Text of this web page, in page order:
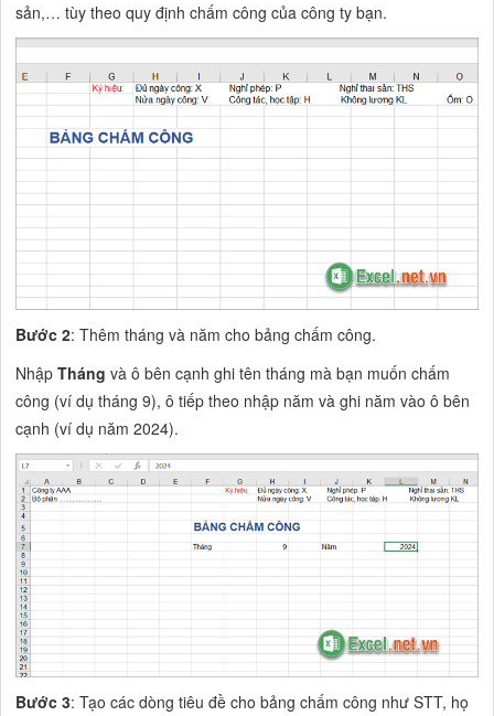
sản,… tùy theo quy định chấm công của công ty bạn.
Bước 2: Thêm tháng và năm cho bảng chấm công.
NhậpTháng và ô bên cạnh ghi tên tháng mà bạn muốn chấm
công (ví dụ tháng 9), ô tiếp theo nhập năm và ghi năm vào ô bên
cạnh (ví dụ năm 2024).
Bước 3: Tạo các dòng tiêu đề cho bảng chấm công như STT, họ